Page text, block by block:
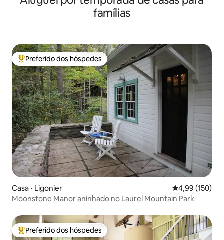
famílias
Entre os melhores preferidos dos hóspedes
Preferido dos hóspedes
Casa ⋅ Ligonier 4,99 de uma
4,99 (150)
Moonstone Manor aninhado no Laurel Mountain Park
Entre os melhores preferidos dos hóspedes
Preferido dos hóspedes